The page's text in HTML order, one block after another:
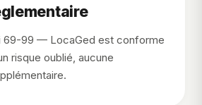
69-99 — LocaGed est conforme
risque oublié, aucune